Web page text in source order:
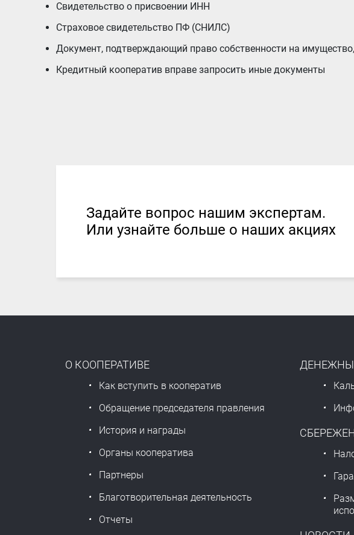
Свидетельство о присвоении ИНН
Страховое свидетельство ПФ (СНИЛС)
Документ, подтверждающий право собственности на
Кредитный кооператив вправе запросить иные документы
Задайте вопрос нашим экспертам.
Или узнайте больше о наших акциях
О КООПЕРАТИВЕ
Как вступить в кооператив
Обращение председателя правления
История и награды
Органы кооператива
Партнеры
Благотворительная деятельность
Отчеты